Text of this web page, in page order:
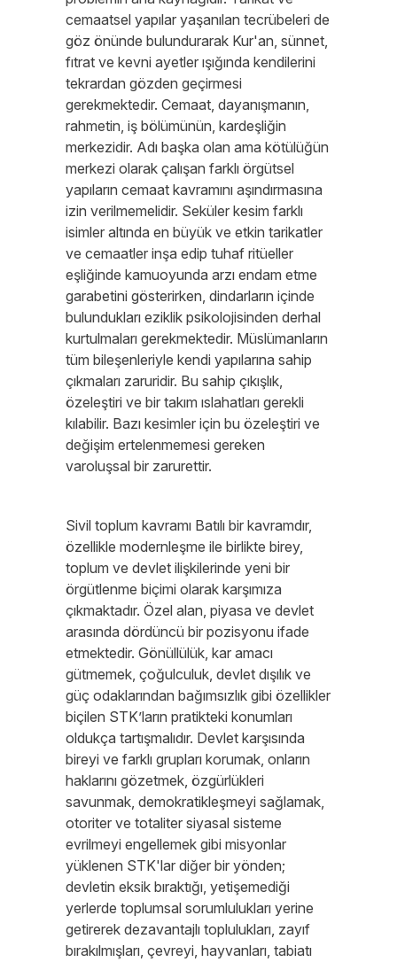
cemaatsel yapılar yaşanılan tecrübeleri de
göz önünde bulundurarak Kur'an, sünnet,
fıtrat ve kevni ayetler ışığında kendilerini
tekrardan gözden geçirmesi
gerekmektedir. Cemaat, dayanışmanın,
rahmetin, iş bölümünün, kardeşliğin
merkezidir. Adı başka olan ama kötülüğün
merkezi olarak çalışan farklı örgütsel
yapıların cemaat kavramını aşındırmasına
izin verilmemelidir. Seküler kesim farklı
isimler altında en büyük ve etkin tarikatler
ve cemaatler inşa edip tuhaf ritüeller
eşliğinde kamuoyunda arzı endam etme
garabetini gösterirken, dindarların içinde
bulundukları eziklik psikolojisinden derhal
kurtulmaları gerekmektedir. Müslümanların
tüm bileşenleriyle kendi yapılarına sahip
çıkmaları zaruridir. Bu sahip çıkışlık,
özeleştiri ve bir takım ıslahatları gerekli
kılabilir. Bazı kesimler için bu özeleştiri ve
değişim ertelenmemesi gereken
varoluşsal bir zarurettir.
Sivil toplum kavramı Batılı bir kavramdır,
özellikle modernleşme ile birlikte birey,
toplum ve devlet ilişkilerinde yeni bir
örgütlenme biçimi olarak karşımıza
çıkmaktadır. Özel alan, piyasa ve devlet
arasında dördüncü bir pozisyonu ifade
etmektedir. Gönüllülük, kar amacı
gütmemek, çoğulculuk, devlet dışılık ve
güç odaklarından bağımsızlık gibi özellikler
biçilen STK’ların pratikteki konumları
oldukça tartışmalıdır. Devlet karşısında
bireyi ve farklı grupları korumak, onların
haklarını gözetmek, özgürlükleri
savunmak, demokratikleşmeyi sağlamak,
otoriter ve totaliter siyasal sisteme
evrilmeyi engellemek gibi misyonlar
yüklenen STK'lar diğer bir yönden;
devletin eksik bıraktığı, yetişemediği
yerlerde toplumsal sorumlulukları yerine
getirerek dezavantajlı toplulukları, zayıf
bırakılmışları, çevreyi, hayvanları, tabiatı